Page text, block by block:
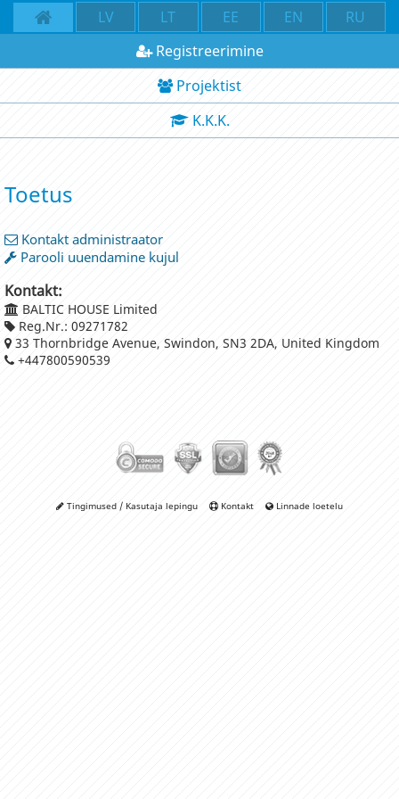
LV LT EE EN
RU
Registreerimine
Projektist
K.K.K.
Toetus
Kontakt administraator
Parooli uuendamine kujul
Kontakt:
BALTIC HOUSE Limited
Reg.Nr.: 09271782
33 Thornbridge Avenue, Swindon, SN3 2DA, United Kingdom
+447800590539
Tingimused / Kasutaja lepingu Kontakt Linnade loetelu